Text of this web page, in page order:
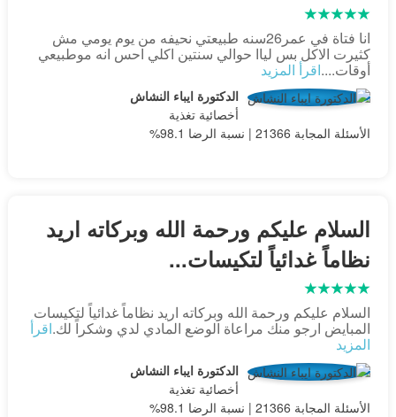
انا فتاة في عمر26سنه طبيعتي نحيفه من يوم يومي مش
كثيرت الاكل بس لياا حوالي سنتين اكلي احس انه موطبيعي
أوقات....اقرأ المزيد
الدكتورة ايباء النشاش
أخصائية تغذية
الأسئلة المجابة 21366 | نسبة الرضا 98.1%
السلام عليكم ورحمة الله وبركاته اريد
نظاماً غدائياً لتكيسات...
السلام عليكم ورحمة الله وبركاته اريد نظاماً غدائياً لتكيسات
المبايض ارجو منك مراعاة الوضع المادي لدي وشكراً لك.اقرأ
المزيد
الدكتورة ايباء النشاش
أخصائية تغذية
الأسئلة المجابة 21366 | نسبة الرضا 98.1%